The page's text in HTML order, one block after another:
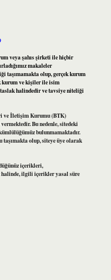
veya şahıs şirketi ile hiçbir
makaleler
taşımamakta olup, gerçek kurum
kurum ve kişiler ile isim
halindedir ve tavsiye niteliği
ve İletişim Kurumu (BTK)
Bu nedenle, sitedeki
bulunmamaktadır.
olup, siteye üye olarak
içerikleri,
ilgili içerikler yasal süre